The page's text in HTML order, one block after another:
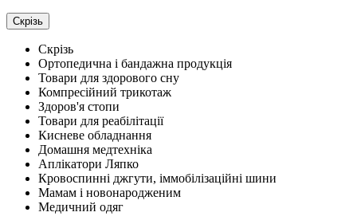
Скрізь
Скрізь
Ортопедична і бандажна продукція
Товари для здорового сну
Компресійний трикотаж
Здоров'я стопи
Товари для реабілітації
Кисневе обладнання
Домашня медтехніка
Аплікатори Ляпко
Кровоспинні джгути, іммобілізаційні шини
Мамам і новонародженим
Медичний одяг